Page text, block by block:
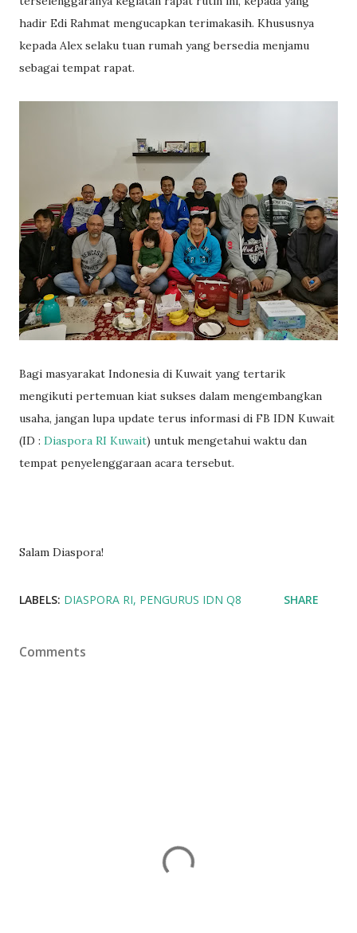
hadir Edi Rahmat mengucapkan terimakasih. Khususnya
kepada Alex selaku tuan rumah yang bersedia menjamu
sebagai tempat rapat.
Bagi masyarakat Indonesia di Kuwait yang tertarik
mengikuti pertemuan kiat sukses dalam mengembangkan
usaha, jangan lupa update terus informasi di FB IDN Kuwait
(ID : Diaspora RI Kuwait) untuk mengetahui waktu dan
tempat penyelenggaraan acara tersebut.
Salam Diaspora!
LABELS: DIASPORA RI PENGURUS IDN Q8 SHARE
Comments